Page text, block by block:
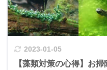
2023-01-05
【藻類対策の心得】お